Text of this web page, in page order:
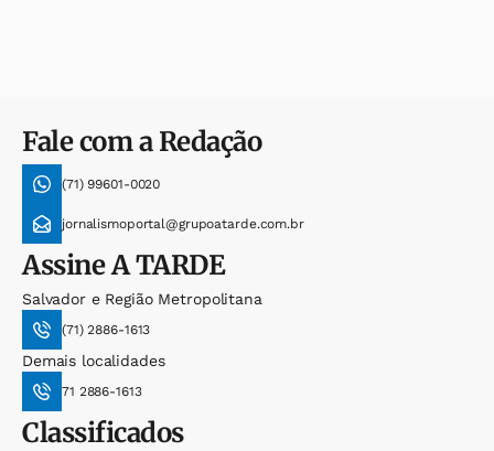
Fale com a Redação
(71) 99601-0020
jornalismoportal@grupoatarde.com.br
AssineA TARDE
Salvador e Região Metropolitana
(71) 2886-1613
Demais localidades
71 2886-1613
Classificados